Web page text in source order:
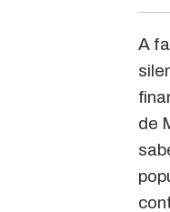
A
de